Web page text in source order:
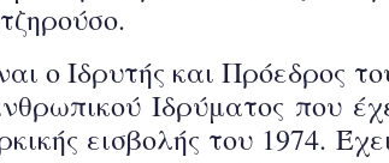
ο Ιδρυτής και Πρόεδρος
Ιδρύματος που
εισβολής του 1974.